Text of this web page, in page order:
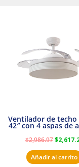
Ventilador de
42″ con 4 aspas de
transparente
$2,986.97
$2,986.97.
$
Añadir al carrito